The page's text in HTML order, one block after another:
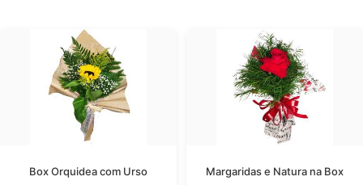
Box Orquidea com Urso Margaridas e Natura na Box